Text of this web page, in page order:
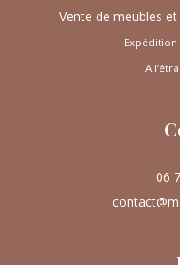
Vente de meubles
A
06